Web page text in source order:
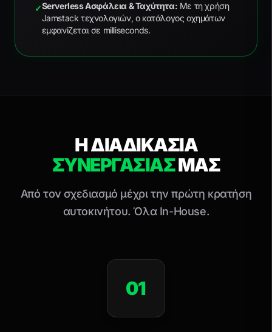
✓Serverless Ασφάλεια & Ταχύτητα: Με τη χρήση
Jamstack τεχνολογιών, ο κατάλογος οχημάτων
εμφανίζεται σε milliseconds.
Η ΔΙΑΔΙΚΑΣΙΑ
ΣΥΝΕΡΓΑΣΙΑΣΜΑΣ
Από τον σχεδιασμό μέχρι την πρώτη κρατήση
αυτοκινήτου. Όλα In-House.
01